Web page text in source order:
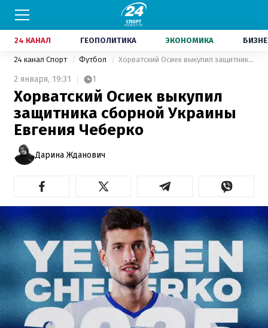
24 КАНАЛ ГЕОПОЛИТИКА ЭКОНОМИКА
24 канал Спорт Футбол Хорватский Осиек выкупил защитника сборной Украины Евгения Чеберко
2 января, 19:31 1
Хорватский Осиек выкупил
защитника сборной Украины
Евгения Чеберко
Дарина Жданович